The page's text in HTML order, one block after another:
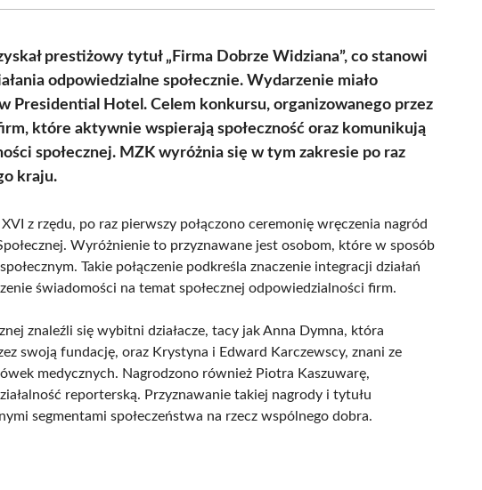
(Twitter)
prestiżowy tytuł „Firma Dobrze Widziana”, co stanowi
odpowiedzialne społecznie. Wydarzenie miało
Presidential Hotel. Celem konkursu, organizowanego przez
które aktywnie wspierają społeczność oraz komunikują
społecznej. MZK wyróżnia się w tym zakresie po raz
kraju.
z rzędu, po raz pierwszy połączono ceremonię wręczenia nagród
Wyróżnienie to przyznawane jest osobom, które w sposób
Takie połączenie podkreśla znaczenie integracji działań
świadomości na temat społecznej odpowiedzialności firm.
znaleźli się wybitni działacze, tacy jak Anna Dymna, która
swoją fundację, oraz Krystyna i Edward Karczewscy, znani ze
medycznych. Nagrodzono również Piotra Kaszuwarę,
reporterską. Przyznawanie takiej nagrody i tytułu
segmentami społeczeństwa na rzecz wspólnego dobra.